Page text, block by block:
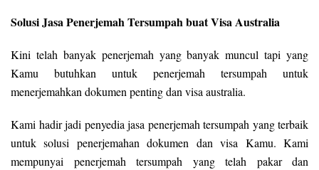
Solusi Jasa Penerjemah Tersumpah buat Visa Australia
Kini telah banyak penerjemah yang banyak muncul tapi yang
Kamu butuhkan untuk penerjemah tersumpah untuk
menerjemahkan dokumen penting dan visa australia.
Kami hadir jadi penyedia jasa penerjemah tersumpah yang terbaik
untuk solusi penerjemahan dokumen dan visa Kamu. Kami
mempunyai penerjemah tersumpah yang telah pakar dan